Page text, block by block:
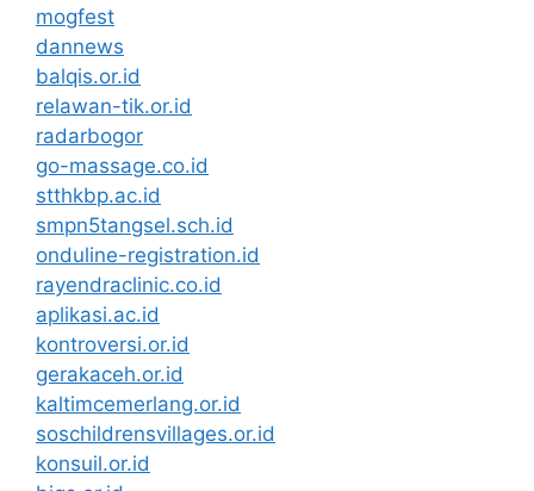
mogfest
dannews
balqis.or.id
relawan-tik.or.id
radarbogor
go-massage.co.id
stthkbp.ac.id
smpn5tangsel.sch.id
onduline-registration.id
rayendraclinic.co.id
aplikasi.ac.id
kontroversi.or.id
gerakaceh.or.id
kaltimcemerlang.or.id
soschildrensvillages.or.id
konsuil.or.id